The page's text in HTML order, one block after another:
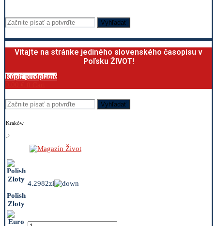
Vyhľadať
Vitajte na stránke jediného slovenského časopisu v
Poľsku ŽIVOT!
Kúpiť predplatné
Vyhľadať
Kraków
-º
Polish
Zloty
4.2982zł